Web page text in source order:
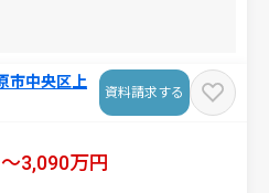
市中央区上
資料請求する
3,090万円